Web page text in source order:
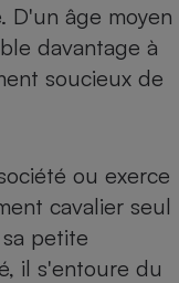
D'un âge moyen
davantage à
soucieux de
ou exerce
cavalier seul
petite
il s'entoure du
bouteille
emprunteur
Banque
Lave-linge
Téléviseur
Mutuelle
Antimoustique